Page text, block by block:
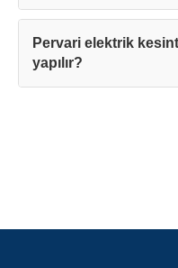
Pervari elektrik
yapılır?